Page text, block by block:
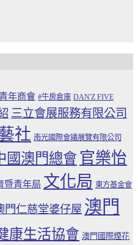
年商會 #牛房倉庫 DAN'Z FIVE
三立會展服務有限公司
社 南光國際會議展覽有限公司
國澳門總會 官樂怡
暨青年局 文化局 東方基金會
門仁慈堂婆仔屋 澳門
康生活協會 澳門國際煙花